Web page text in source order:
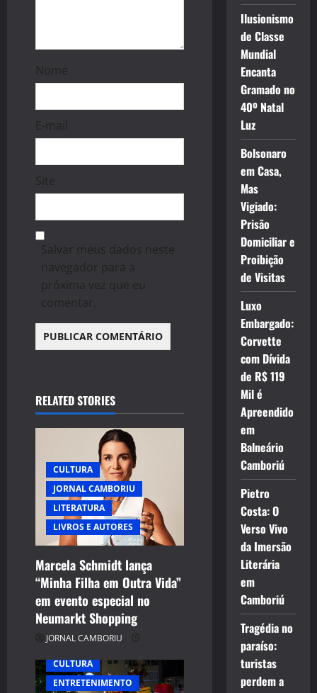
Nome
E-mail
Site
Salvar meus dados neste
navegador para a
próxima vez que eu
comentar.
RELATED STORIES
CULTURA
JORNAL CAMBORIU
LITERATURA
LIVROS E AUTORES
Marcela Schmidt lança
“Minha Filha em Outra Vida”
em evento especial no
Neumarkt Shopping
JORNAL CAMBORIU
CULTURA
ENTRETENIMENTO
Ilusionismo
de Classe
Mundial
Encanta
Gramado no
40º Natal
Luz
Bolsonaro
em Casa,
Mas
Vigiado:
Prisão
Domiciliar e
Proibição
de Visitas
Luxo
Embargado:
Corvette
com Dívida
de R$ 119
Mil é
Apreendido
em
Balneário
Camboriú
Pietro
Costa: O
Verso Vivo
da Imersão
Literária
em
Camboriú
Tragédia no
paraíso:
turistas
perdem a